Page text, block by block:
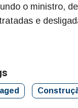
o ministro,
e